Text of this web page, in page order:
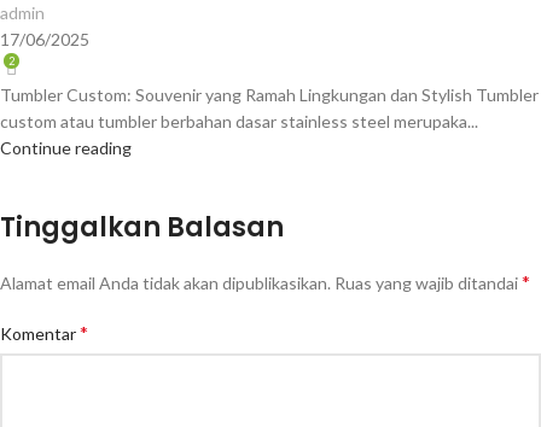
admin
17/06/2025
2
Tumbler Custom: Souvenir yang Ramah Lingkungan dan Stylish Tumbler
custom atau tumbler berbahan dasar stainless steel merupaka...
Continue reading
Tinggalkan Balasan
Alamat email Anda tidak akan dipublikasikan. Ruas yang wajib ditandai*
Komentar*